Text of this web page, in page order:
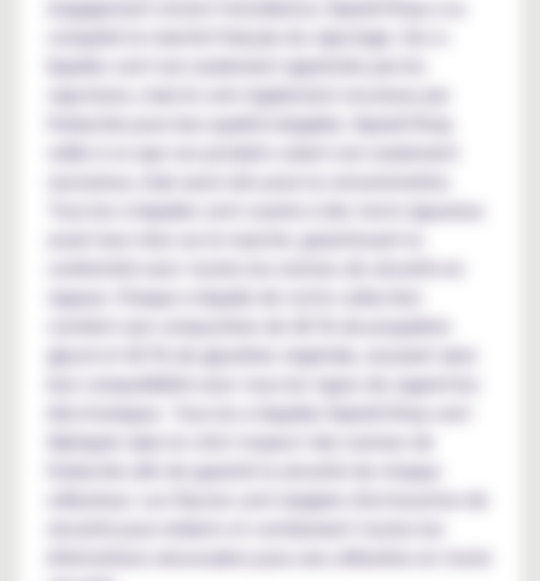
conquérir le marché français du vapotage. Ses e-
liquides sont non seulement appréciés par les
vapoteurs, mais ils sont également reconnus par
l'industrie pour leur qualité inégalée. Kyandi Shop
Tous les e-liquides sont soumis à des tests rigoureux
avant leur mise sur le marché, garantissant la
vigueur. Chaque e-liquide de cette collection
contient une composition de 40 % de propylène
glycol et 60 % de glycérine végétale, assurant ainsi
leur compatibilité avec tous les types de cigarettes
électroniques. Tous les e-liquides Kyandi Shop sont
fabriqués dans le strict respect des normes de
l'industrie afin de garantir la sécurité de chaque
utilisateur. Les flacons sont équipés d'un bouchon de
informations nécessaires pour une utilisation en toute